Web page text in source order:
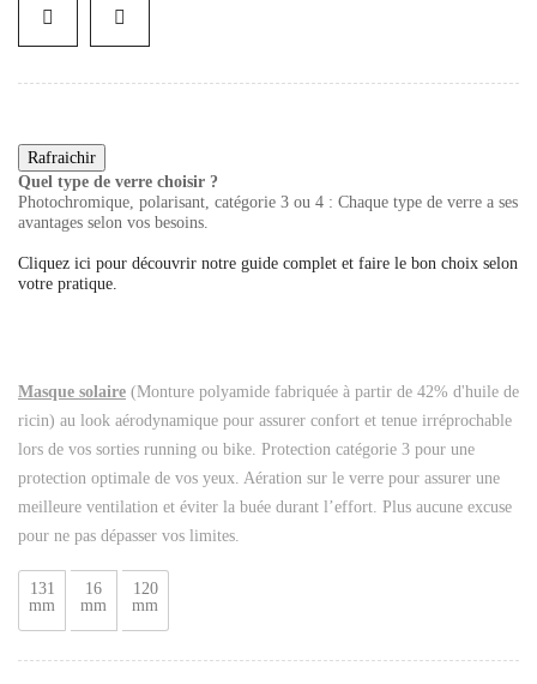
Quel type de verre choisir ?
Photochromique, polarisant, catégorie 3 ou 4 : Chaque type de verre a ses
avantages selon vos besoins.
Cliquez ici pour découvrir notre guide complet et faire le bon choix selon
votre pratique.
Masque solaire (Monture polyamide fabriquée à partir de 42% d'huile de
ricin) au look aérodynamique pour assurer confort et tenue irréprochable
lors de vos sorties running ou bike. Protection catégorie 3 pour une
protection optimale de vos yeux. Aération sur le verre pour assurer une
meilleure ventilation et éviter la buée durant l’effort. Plus aucune excuse
pour ne pas dépasser vos limites.
131
mm
16
mm
120
mm